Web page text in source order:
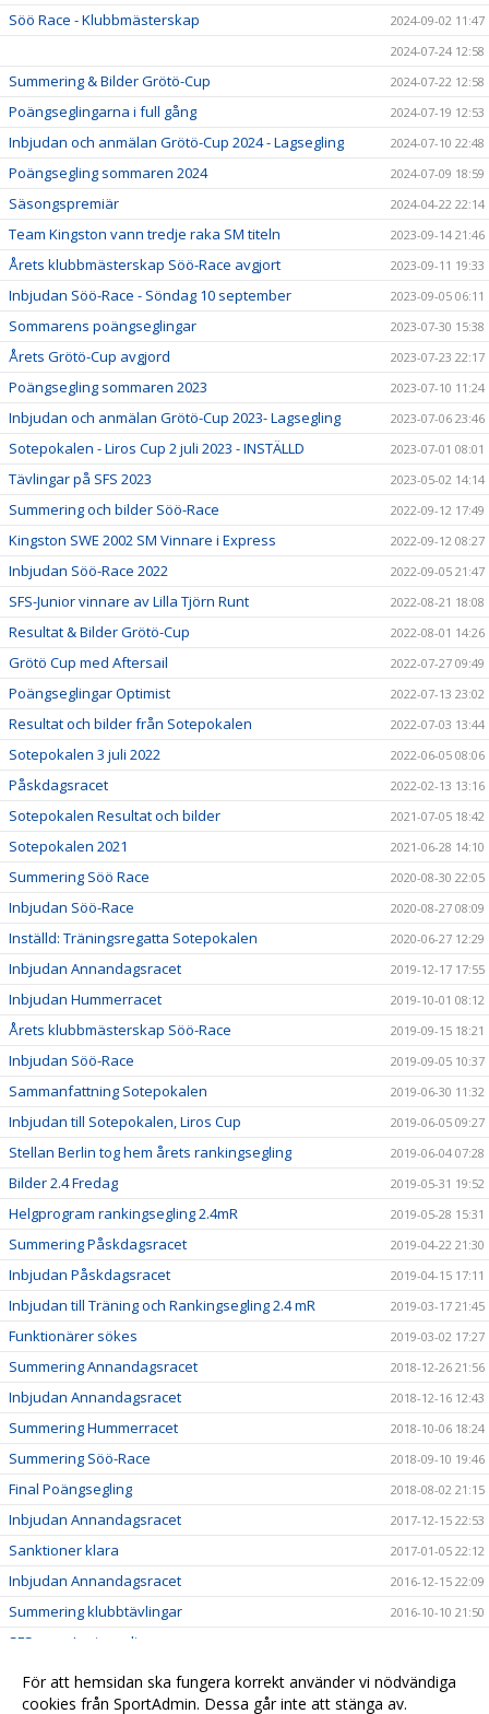
Söö Race - Klubbmästerskap
2024-09-02 11:47
2024-07-24 12:58
Summering & Bilder Grötö-Cup 2024-07-22 12:58
Poängseglingarna i full gång 2024-07-19 12:53
Inbjudan och anmälan Grötö-Cup 2024 - Lagsegling 2024-07-10 22:48
Poängsegling sommaren 2024 2024-07-09 18:59
Säsongspremiär 2024-04-22 22:14
Team Kingston vann tredje raka SM titeln 2023-09-14 21:46
Årets klubbmästerskap Söö-Race avgjort 2023-09-11 19:33
Inbjudan Söö-Race - Söndag 10 september 2023-09-05 06:11
Sommarens poängseglingar 2023-07-30 15:38
Årets Grötö-Cup avgjord 2023-07-23 22:17
Poängsegling sommaren 2023 2023-07-10 11:24
Inbjudan och anmälan Grötö-Cup 2023- Lagsegling 2023-07-06 23:46
Sotepokalen - Liros Cup 2 juli 2023 - INSTÄLLD 2023-07-01 08:01
Tävlingar på SFS 2023 2023-05-02 14:14
Summering och bilder Söö-Race 2022-09-12 17:49
Kingston SWE 2002 SM Vinnare i Express 2022-09-12 08:27
Inbjudan Söö-Race 2022 2022-09-05 21:47
SFS-Junior vinnare av Lilla Tjörn Runt 2022-08-21 18:08
Resultat & Bilder Grötö-Cup 2022-08-01 14:26
Grötö Cup med Aftersail 2022-07-27 09:49
Poängseglingar Optimist 2022-07-13 23:02
Resultat och bilder från Sotepokalen 2022-07-03 13:44
Sotepokalen 3 juli 2022 2022-06-05 08:06
Påskdagsracet 2022-02-13 13:16
Sotepokalen Resultat och bilder 2021-07-05 18:42
Sotepokalen 2021 2021-06-28 14:10
Summering Söö Race 2020-08-30 22:05
Inbjudan Söö-Race 2020-08-27 08:09
Inställd: Träningsregatta Sotepokalen 2020-06-27 12:29
Inbjudan Annandagsracet 2019-12-17 17:55
Inbjudan Hummerracet 2019-10-01 08:12
Årets klubbmästerskap Söö-Race 2019-09-15 18:21
Inbjudan Söö-Race 2019-09-05 10:37
Sammanfattning Sotepokalen 2019-06-30 11:32
Inbjudan till Sotepokalen, Liros Cup 2019-06-05 09:27
Stellan Berlin tog hem årets rankingsegling 2019-06-04 07:28
Bilder 2.4 Fredag 2019-05-31 19:52
Helgprogram rankingsegling 2.4mR 2019-05-28 15:31
Summering Påskdagsracet 2019-04-22 21:30
Inbjudan Påskdagsracet 2019-04-15 17:11
Inbjudan till Träning och Rankingsegling 2.4 mR 2019-03-17 21:45
Funktionärer sökes 2019-03-02 17:27
Summering Annandagsracet 2018-12-26 21:56
Inbjudan Annandagsracet 2018-12-16 12:43
Summering Hummerracet 2018-10-06 18:24
Summering Söö-Race 2018-09-10 19:46
Final Poängsegling 2018-08-02 21:15
Inbjudan Annandagsracet 2017-12-15 22:53
Sanktioner klara 2017-01-05 22:12
Inbjudan Annandagsracet 2016-12-15 22:09
Summering klubbtävlingar 2016-10-10 21:50
SFS vann Luciasegling
Slutställning Poängsegling 2014-07-31 18:38
Avslutning Poängsegling 2014-07-30 18:36
För att hemsidan ska fungera korrekt använder vi nödvändiga
cookies från SportAdmin. Dessa går inte att stänga av.